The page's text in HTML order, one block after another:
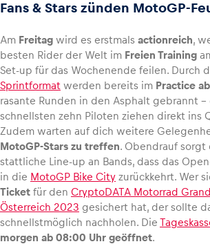
Fans & Stars zünden MotoGP-
Am Freitag wird es erstmals actionreich,
besten Rider der Welt im Freien Training
Set-up für das Wochenende feilen. Durch
Sprintformat werden bereits im Practice
rasante Runden in den Asphalt gebrannt –
schnellsten zehn Piloten ziehen direkt ins
Zudem warten auf dich weitere
MotoGP-Stars zu treffen. Obendrauf sorgt
stattliche Line-up an Bands, dass das
in die MotoGP Bike City zurückkehrt. Wer
Ticket für den CryptoDATA Motorrad
Österreich 2023 gesichert hat, der sollte
schnellstmöglich nachholen. Die
morgen ab 08:00 Uhr geöffnet.